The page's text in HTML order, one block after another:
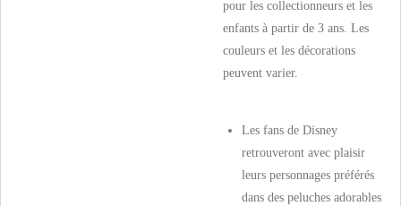
pour les collectionneurs et les
enfants à partir de 3 ans. Les
couleurs et les décorations
peuvent varier.
Les fans de Disney
retrouveront avec plaisir
leurs personnages préférés
dans des peluches adorables